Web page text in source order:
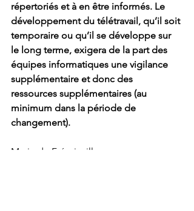
répertoriés et à en être informés. Le
développement du télétravail, qu’il soit
temporaire ou qu’il se développe sur
le long terme, exigera de la part des
équipes informatiques une vigilance
supplémentaire et donc des
ressources supplémentaires (au
minimum dans la période de
changement).
Marie de Fréminville